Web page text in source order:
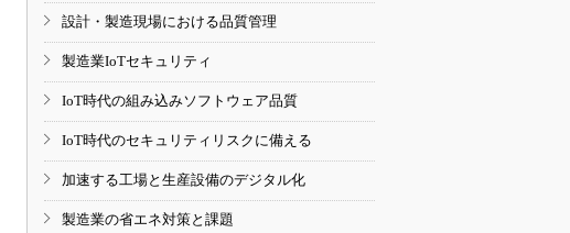
設計・製造現場における品質管理
製造業IoTセキュリティ
IoT時代の組み込みソフトウェア品質
IoT時代のセキュリティリスクに備える
加速する工場と生産設備のデジタル化
製造業の省エネ対策と課題